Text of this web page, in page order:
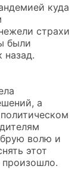
куда
страхи
были
а
волю и
этот
произошло.